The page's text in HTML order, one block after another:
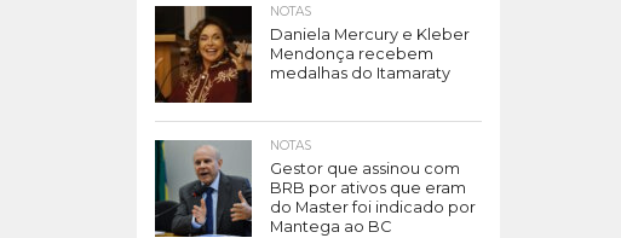
NOTAS
Daniela Mercury e Kleber
Mendonça recebem
medalhas do Itamaraty
NOTAS
Gestor que assinou com
BRB por ativos que eram
do Master foi indicado por
Mantega ao BC